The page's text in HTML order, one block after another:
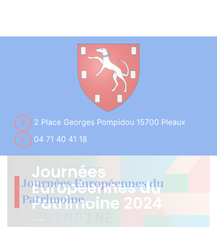
2 Place Georges Pompidou 15700 Pleaux
04 71 40 41 18
Journées Européennes du
Patrimoine –